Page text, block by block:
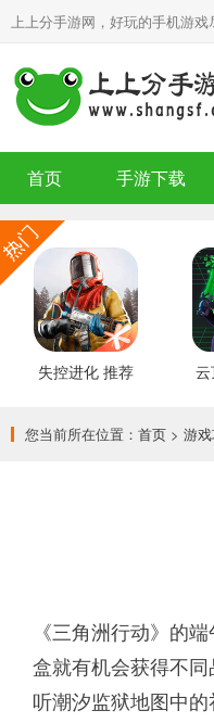
上上分手游网，好玩的手机游
首页 手游下载
失控进化 推荐
您当前所在位置： 首页 > 游
《三角洲行动》的
盒就有机会获得不
听潮汐监狱地图中